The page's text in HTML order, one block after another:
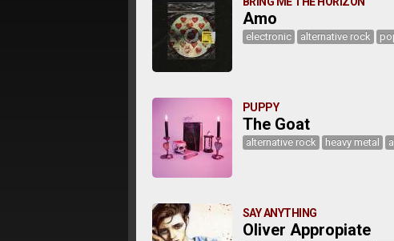
Amo
electronic alternative rock
PUPPY
The Goat
alternative rock heavy metal
SAY ANYTHING
Oliver Appropiate